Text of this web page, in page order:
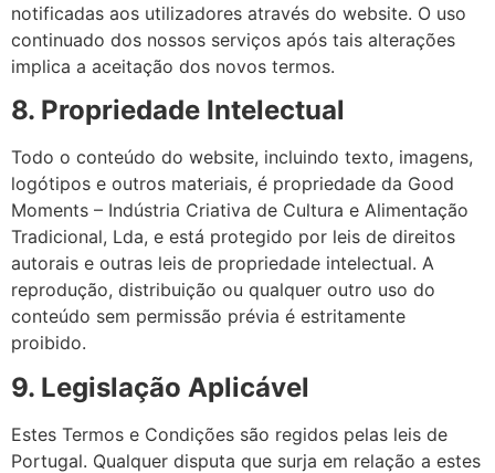
notificadas aos utilizadores através do website. O uso
continuado dos nossos serviços após tais alterações
implica a aceitação dos novos termos.
8. Propriedade Intelectual
Todo o conteúdo do website, incluindo texto, imagens,
logótipos e outros materiais, é propriedade da Good
Moments – Indústria Criativa de Cultura e Alimentação
Tradicional, Lda, e está protegido por leis de direitos
autorais e outras leis de propriedade intelectual. A
reprodução, distribuição ou qualquer outro uso do
conteúdo sem permissão prévia é estritamente
proibido.
9. Legislação Aplicável
Estes Termos e Condições são regidos pelas leis de
Portugal. Qualquer disputa que surja em relação a estes